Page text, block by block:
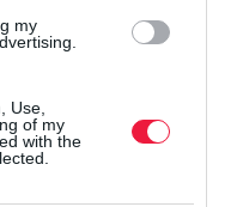
my
Use,
of my
with the
Start program az
nem csökkentek,